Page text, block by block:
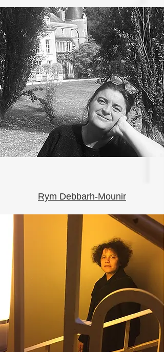
Rym Debbarh-Mounir